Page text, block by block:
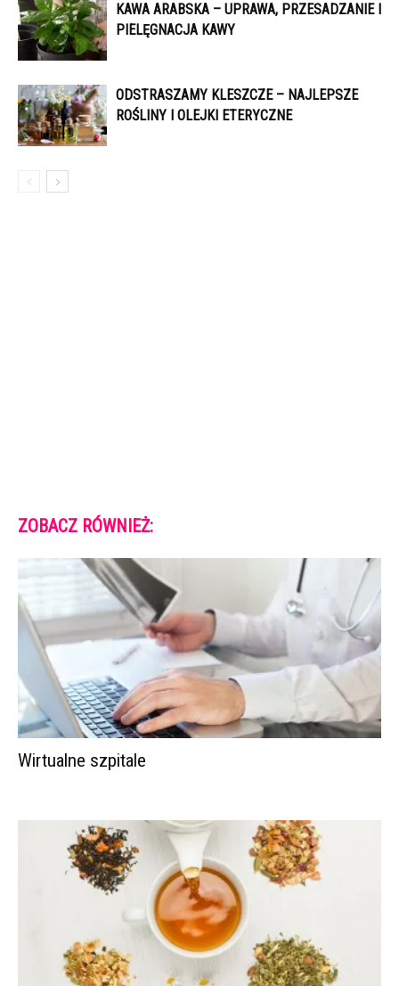
KAWA ARABSKA – UPRAWA, PRZESADZANIE I
PIELĘGNACJA KAWY
ODSTRASZAMY KLESZCZE – NAJLEPSZE
ROŚLINY I OLEJKI ETERYCZNE
ZOBACZ RÓWNIEŻ:
Wirtualne szpitale